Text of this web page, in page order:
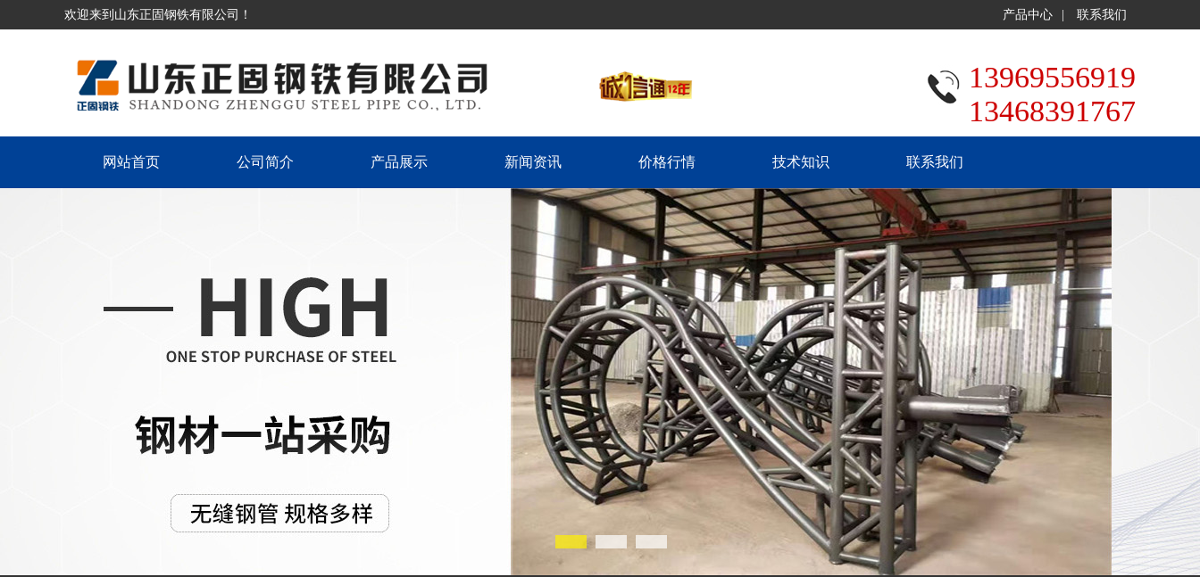
欢迎来到山东正固钢铁有限公司！ 产品中心 联系我们
13969556919
13468391767
网站首页 公司简介 产品展示 新闻资讯 价格行情 技术知识 联系我们